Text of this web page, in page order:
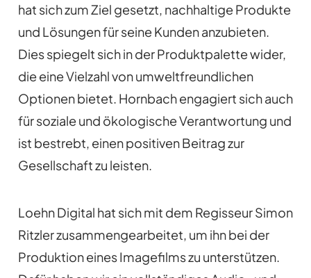
hat sich zum Ziel gesetzt, nachhaltige Produkte
und Lösungen für seine Kunden anzubieten.
Dies spiegelt sich in der Produktpalette wider,
die eine Vielzahl von umweltfreundlichen
Optionen bietet. Hornbach engagiert sich auch
für soziale und ökologische Verantwortung und
ist bestrebt, einen positiven Beitrag zur
Gesellschaft zu leisten.
Loehn Digital hat sich mit dem Regisseur Simon
Ritzler zusammengearbeitet, um ihn bei der
Produktion eines Imagefilms zu unterstützen.